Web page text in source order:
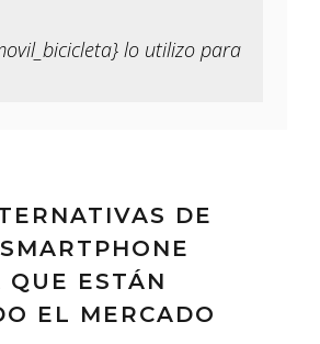
lo utilizo para
DE
QUE ESTÁN
EL MERCADO